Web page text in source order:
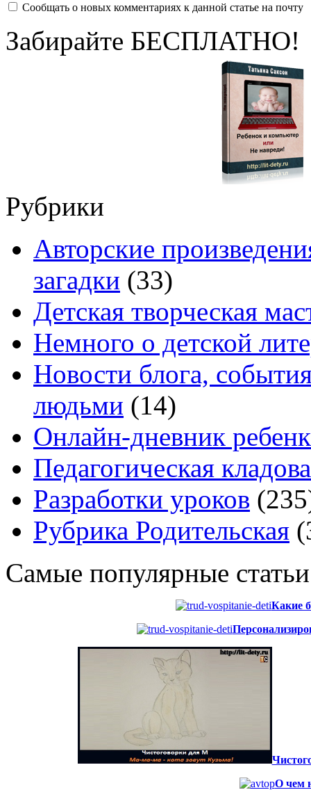
Сообщать о новых комментариях к данной статье на почту
Забирайте БЕСПЛАТНО!
Рубрики
Авторские
загадки (33)
Детская творческая
Немного о детской
Новости блога,
людьми (14)
Онлайн-дневник
Педагогическая
Разработки уроков
Рубрика Родительская
Самые популярные
Какие
О чем